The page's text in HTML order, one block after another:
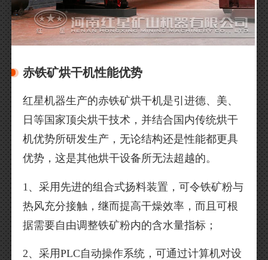
赤铁矿烘干机性能优势
红星机器生产的赤铁矿烘干机是引进德、美、
日等国家顶尖烘干技术，并结合国内传统烘干
机优势所研发生产，无论结构还是性能都更具
优势，这是其他烘干设备所无法超越的。
1、采用先进的组合式扬料装置，可令铁矿粉与
热风充分接触，继而提高干燥效率，而且可根
据需要自由调整铁矿粉内的含水量指标；
2、采用PLC自动操作系统，可通过计算机对设